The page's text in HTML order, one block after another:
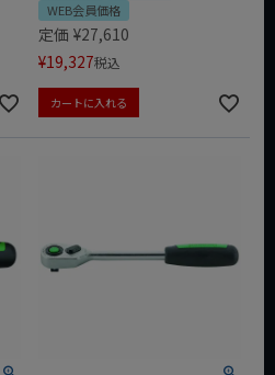
WEB会員価格
定価 ¥27,610
¥19,327税込
カートに入れる